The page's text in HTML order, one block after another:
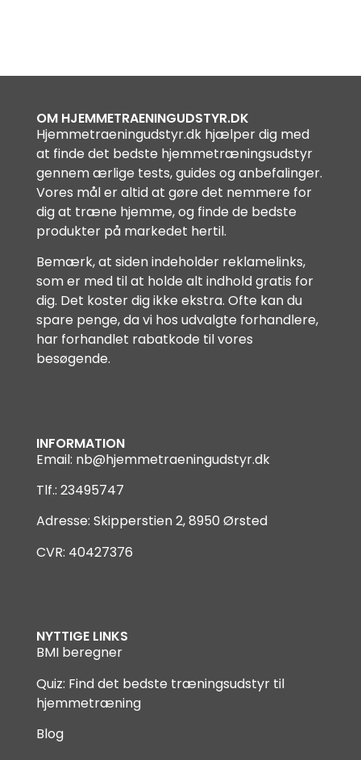
OM HJEMMETRAENINGUDSTYR.DK
Hjemmetraeningudstyr.dk hjælper dig med
at finde det bedste hjemmetræningsudstyr
gennem ærlige tests, guides og anbefalinger.
Vores mål er altid at gøre det nemmere for
dig at træne hjemme, og finde de bedste
produkter på markedet hertil.
Bemærk, at siden indeholder reklamelinks,
som er med til at holde alt indhold gratis for
dig. Det koster dig ikke ekstra. Ofte kan du
spare penge, da vi hos udvalgte forhandlere,
har forhandlet rabatkode til vores
besøgende.
INFORMATION
Email: nb@hjemmetraeningudstyr.dk
Tlf.: 23495747
Adresse: Skipperstien 2, 8950 Ørsted
CVR: 40427376
NYTTIGE LINKS
BMI beregner
Quiz: Find det bedste træningsudstyr til
hjemmetræning
Blog